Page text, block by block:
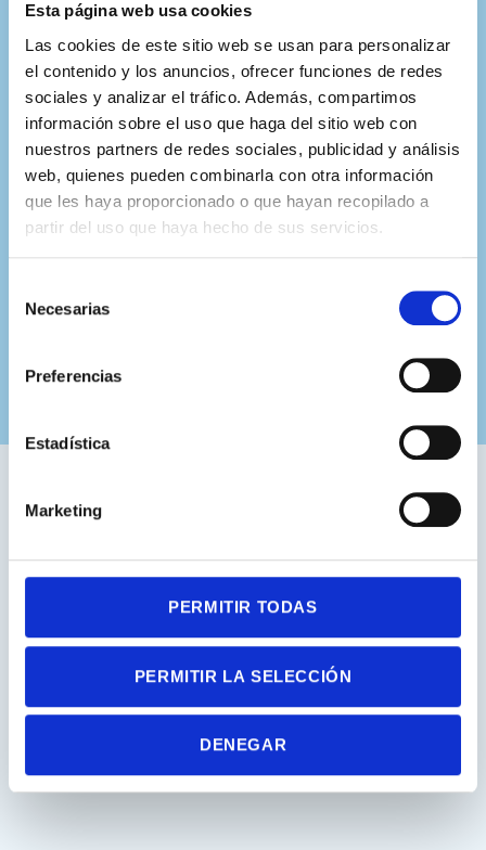
Esta página web usa cookies
Las cookies de este sitio web se usan para personalizar
el contenido y los anuncios, ofrecer funciones de redes
sociales y analizar el tráfico. Además, compartimos
información sobre el uso que haga del sitio web con
nuestros partners de redes sociales, publicidad y análisis
web, quienes pueden combinarla con otra información
que les haya proporcionado o que hayan recopilado a
partir del uso que haya hecho de sus servicios.
Necesarias
Preferencias
Estadística
Marketing
PERMITIR TODAS
PERMITIR LA SELECCIÓN
DENEGAR